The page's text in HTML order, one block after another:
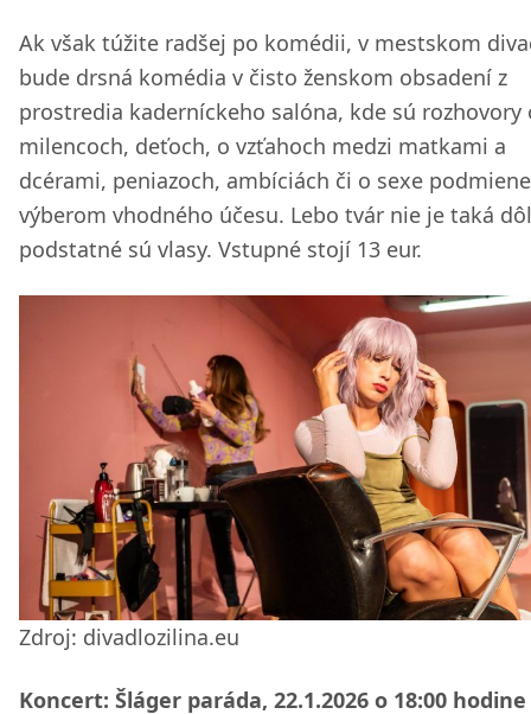
Ak však túžite radšej po komédii, v mestskom
bude drsná komédia v čisto ženskom obsadení z
prostredia kaderníckeho salóna, kde sú rozhovory
milencoch, deťoch, o vzťahoch medzi matkami a
dcérami, peniazoch, ambíciách či o sexe
výberom vhodného účesu. Lebo tvár nie je taká
podstatné sú vlasy. Vstupné stojí 13 eur.
Zdroj: divadlozilina.eu
Koncert: Šláger paráda, 22.1.2026 o 18:00